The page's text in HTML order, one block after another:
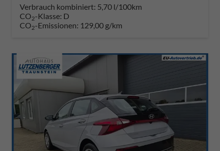
Verbrauch kombiniert: 5,70 l/100km
CO2-Klasse: D
CO2-Emissionen: 129,00 g/km